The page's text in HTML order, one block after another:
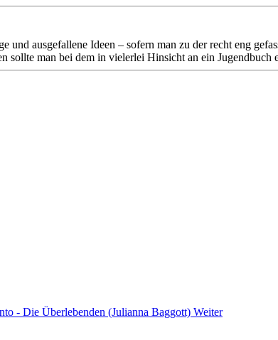
ausgefallene Ideen – sofern man zu der recht eng
man bei dem in vielerlei Hinsicht an ein Jugendbuch
- Die Überlebenden (Julianna Baggott) Weiter